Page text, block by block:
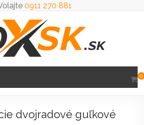
0911 270 881
0
dvojradové guľkové